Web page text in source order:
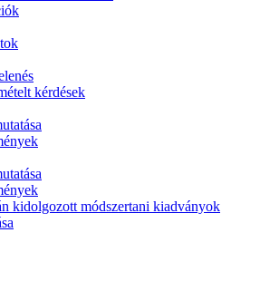
kérdések
kidolgozott módszertani kiadványok